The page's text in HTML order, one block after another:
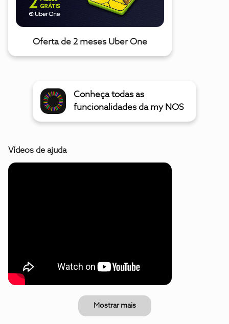
Oferta de 2 meses Uber One
Conheça todas as
funcionalidades da my NOS
Vídeos de ajuda
Mostrar mais